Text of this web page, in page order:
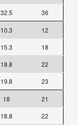
32.5 36
10.3
12
15.3
18
18.8
22
19.8 23
18
21
18.8 22